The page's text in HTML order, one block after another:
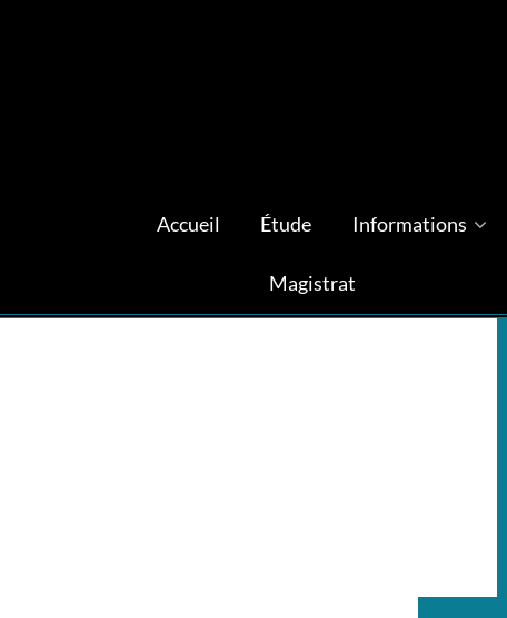
Accueil Étude Informations
Magistrat